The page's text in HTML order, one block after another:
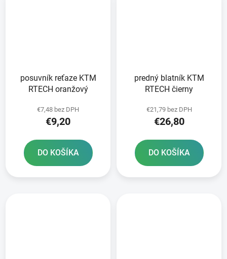
posuvník reťaze KTM
RTECH oranžový
€7,48 bez DPH
€9,20
DO KOŠÍKA
predný blatník KTM
RTECH čierny
€21,79 bez DPH
€26,80
DO KOŠÍKA